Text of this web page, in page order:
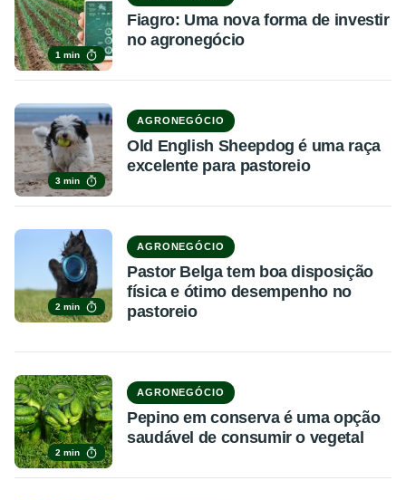
1 min
Fiagro: Uma nova forma de investir
no agronegócio
3 min
AGRONEGÓCIO
Old English Sheepdog é uma raça
excelente para pastoreio
2 min
AGRONEGÓCIO
Pastor Belga tem boa disposição
física e ótimo desempenho no
pastoreio
2 min
AGRONEGÓCIO
Pepino em conserva é uma opção
saudável de consumir o vegetal